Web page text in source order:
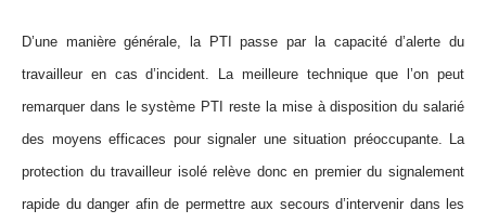
D’une manière générale, la PTI passe par la capacité d’alerte du
travailleur en cas d’incident. La meilleure technique que l’on peut
remarquer dans le système PTI reste la mise à disposition du salarié
des moyens efficaces pour signaler une situation préoccupante. La
protection du travailleur isolérelève donc en premier du signalement
rapide du danger afin de permettre aux secours d’intervenir dans les